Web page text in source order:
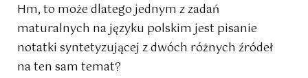
Hm, to może dlatego jednym z zadań
maturalnych na języku polskim jest pisanie
notatki syntetyzującej z dwóch różnych źródeł
na ten sam temat?